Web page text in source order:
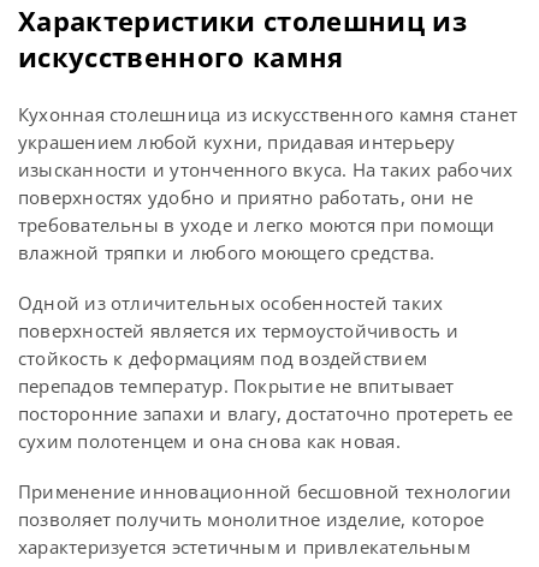
Характеристики столешниц из
искусственного камня
Кухонная столешница из искусственного камня станет
украшением любой кухни, придавая интерьеру
изысканности и утонченного вкуса. На таких рабочих
поверхностях удобно и приятно работать, они не
требовательны в уходе и легко моются при помощи
влажной тряпки и любого моющего средства.
Одной из отличительных особенностей таких
поверхностей является их термоустойчивость и
стойкость к деформациям под воздействием
перепадов температур. Покрытие не впитывает
посторонние запахи и влагу, достаточно протереть ее
сухим полотенцем и она снова как новая.
Применение инновационной бесшовной технологии
позволяет получить монолитное изделие, которое
характеризуется эстетичным и привлекательным